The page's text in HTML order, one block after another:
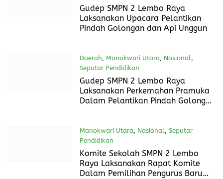
1 Agustus 2024
Sebanyak 140 Peserta Ikuti
Pelatihan Digital Entrepreneurship
Academy di Beltim
Informasi Seputar Desa,Seputar Informasi
Pemerintahan,Seputar Pendidikan
1 Agustus 2024
Mahasiswa Institut Al-Ittifaqiah
Indralaya Yang Akan KKN diterima
Pemdes Pangkul
Daerah,Manokwari Utara,Nasional,
Seputar Pendidikan
31 Juli 2024
Gudep SMPN 2 Lembo Raya
Laksanakan Upacara Pelantikan
Pindah Golongan dan Api Unggun